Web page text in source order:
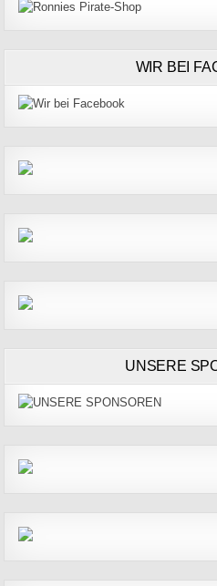
WIR BEI
UNSERE